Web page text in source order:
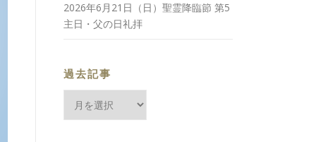
2026年6月21日（日）聖霊降臨節 第5
主日・父の日礼拝
過去記事